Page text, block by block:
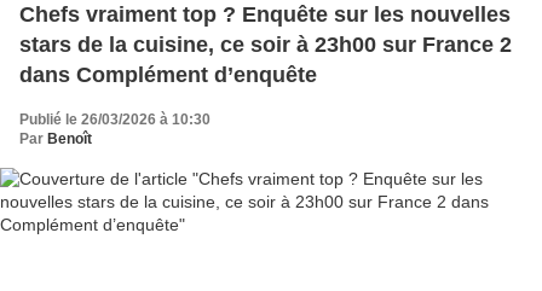
Chefs vraiment top ? Enquête sur les nouvelles
stars de la cuisine, ce soir à 23h00 sur France 2
dans Complément d’enquête
Publié le 26/03/2026 à 10:30
Par Benoît